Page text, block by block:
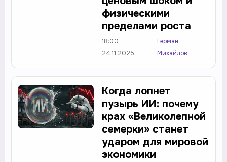
физическими
пределами роста
18:00
24.11.2025
Герман
Михайлов
Когда лопнет
пузырь ИИ: почему
крах «Великолепной
семерки» станет
ударом для мировой
экономики